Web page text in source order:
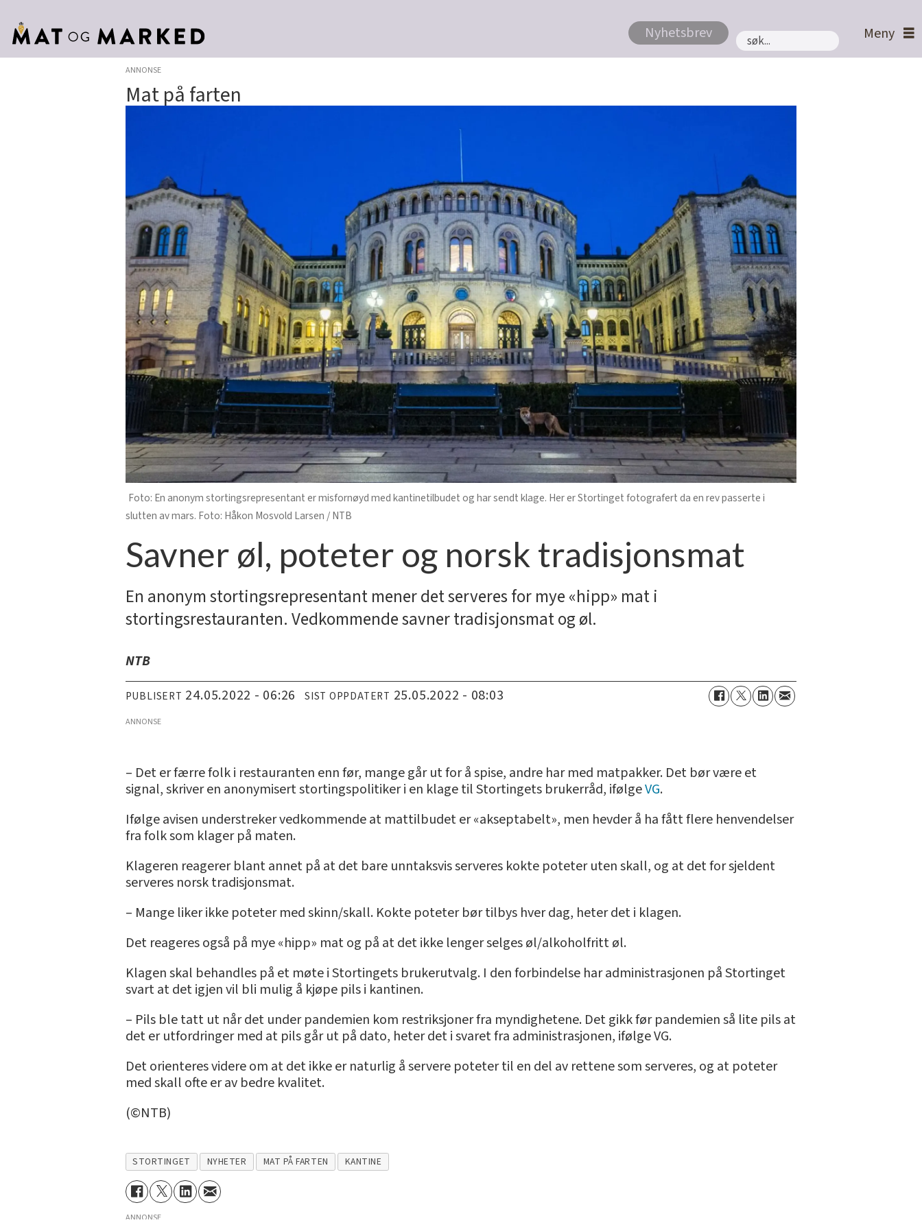
Nyhetsbrev
Søk
ANNONSE
Mat på farten
En anonym stortingsrepresentant er misfornøyd med kantinetilbudet og har sendt klage. Her er Stortinget fotografert da en rev passerte i
slutten av mars. Foto: Håkon Mosvold Larsen / NTB
Savner øl, poteter og norsk tradisjonsmat
En anonym stortingsrepresentant mener det serveres for mye «hipp» mat i
stortingsrestauranten. Vedkommende savner tradisjonsmat og øl.
NTB
PUBLISERT 24.05.2022 - 06:26 SIST OPPDATERT 25.05.2022 - 08:03
ANNONSE
– Det er færre folk i restauranten enn før, mange går ut for å spise, andre har med matpakker. Det bør være et
signal, skriver en anonymisert stortingspolitiker i en klage til Stortingets brukerråd, ifølgeVG.
Ifølge avisen understreker vedkommende at mattilbudet er «akseptabelt», men hevder å ha fått flere henvendelser
fra folk som klager på maten.
Klageren reagerer blant annet på at det bare unntaksvis serveres kokte poteter uten skall, og at det for sjeldent
serveres norsk tradisjonsmat.
– Mange liker ikke poteter med skinn/skall. Kokte poteter bør tilbys hver dag, heter det i klagen.
Det reageres også på mye «hipp» mat og på at det ikke lenger selges øl/alkoholfritt øl.
Klagen skal behandles på et møte i Stortingets brukerutvalg. I den forbindelse har administrasjonen på Stortinget
svart at det igjen vil bli mulig å kjøpe pils i kantinen.
– Pils ble tatt ut når det under pandemien kom restriksjoner fra myndighetene. Det gikk før pandemien så lite pils at
det er utfordringer med at pils går ut på dato, heter det i svaret fra administrasjonen, ifølge VG.
Det orienteres videre om at det ikke er naturlig å servere poteter til en del av rettene som serveres, og at poteter
med skall ofte er av bedre kvalitet.
(©NTB)
STORTINGET NYHETER MAT PÅ FARTEN KANTINE
ANNONSE